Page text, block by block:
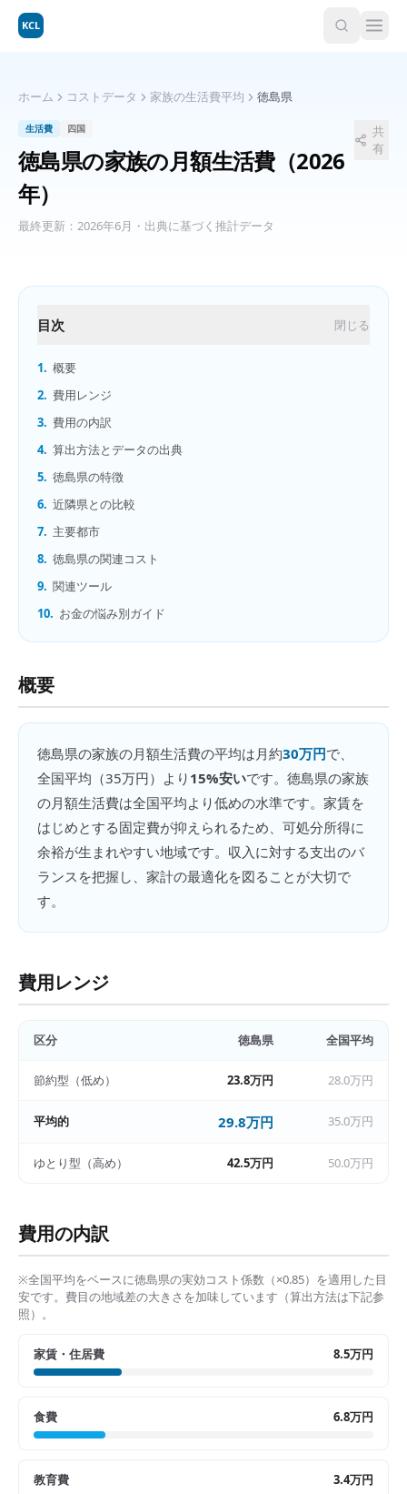
KCL
ホーム コストデータ 家族の生活費平均 徳島県
生活費 四国
徳島県の家族の月額生活費（2026
年）
最終更新： 2026年6月 ・出典に基づく推計データ
共
有
目次 閉じる
1. 概要
2. 費用レンジ
3. 費用の内訳
4. 算出方法とデータの出典
5. 徳島県の特徴
6. 近隣県との比較
7. 主要都市
8. 徳島県の関連コスト
9. 関連ツール
10. お金の悩み別ガイド
概要
徳島県の家族の月額生活費の平均は月約30万円で、
全国平均（35万円）より 15%安いです。 徳島県の家族
の月額生活費は全国平均より低めの水準です。家賃を
はじめとする固定費が抑えられるため、可処分所得に
余裕が生まれやすい地域です。収入に対する支出のバ
ランスを把握し、家計の最適化を図ることが大切で
す。
費用レンジ
区分 徳島県 全国平均
節約型（低め） 23.8万円 28.0万円
平均的 29.8万円 35.0万円
ゆとり型（高め） 42.5万円 50.0万円
費用の内訳
※全国平均をベースに徳島県の実効コスト係数（×0.85）を適用した目
安です。費目の地域差の大きさを加味しています（算出方法は下記参
照）。
家賃・住居費 8.5万円
食費 6.8万円
教育費 3.4万円